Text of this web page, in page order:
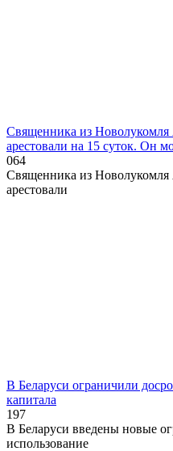
Священника из Новолукомля
арестовали на 15 суток. Он
064
Священника из Новолукомля
арестовали
В Беларуси ограничили
капитала
197
В Беларуси введены новые
использование